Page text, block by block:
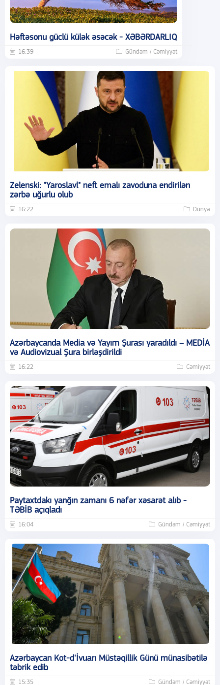
Həftəsonu güclü külək əsəcək - XƏBƏRDARLIQ
16:39 Gündəm / Cəmiyyət
Zelenski: "Yaroslavl" neft emalı zavoduna endirilən
zərbə uğurlu olub
16:22 Dünya
Azərbaycanda Media və Yayım Şurası yaradıldı – MEDİA
və Audiovizual Şura birləşdirildi
16:22 Cəmiyyət
Paytaxtdakı yanğın zamanı 6 nəfər xəsarət alıb -
TƏBİB açıqladı
16:04 Gündəm / Cəmiyyət
Azərbaycan Kot-d'İvuarı Müstəqillik Günü münasibətilə
təbrik edib
15:35 Gündəm / Cəmiyyət